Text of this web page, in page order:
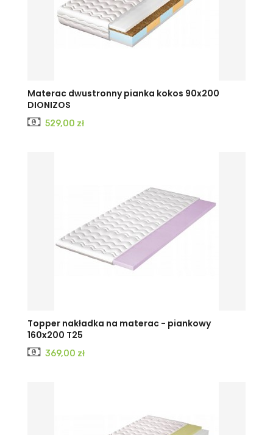
Materac dwustronny pianka kokos 90x200
DIONIZOS
Cena
529,00 zł
Topper nakładka na materac - piankowy
160x200 T25
Cena
369,00 zł